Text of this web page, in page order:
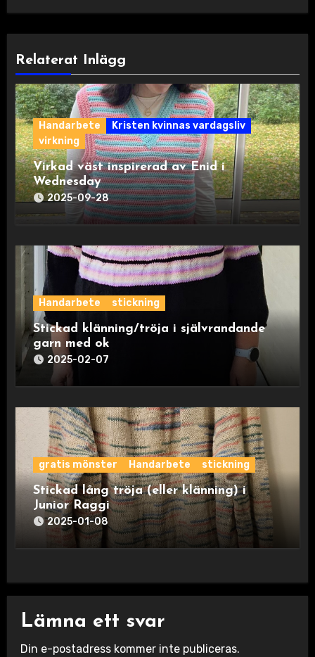
Relaterat Inlägg
Handarbete
Kristen kvinnas vardagsliv
virkning
Virkad väst inspirerad av Enid i
Wednesday
2025-09-28
Handarbete stickning
Stickad klänning/tröja i självrandande
garn med ok
2025-02-07
gratis mönster Handarbete stickning
Stickad lång tröja (eller klänning) i
Junior Raggi
2025-01-08
Lämna ett svar
Din e-postadress kommer inte publiceras.